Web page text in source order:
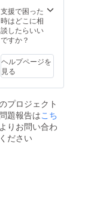
支援で困った
時はどこに相
談したらいい
ですか？
ヘルプページを
見る
プロジェクト
題報告はこち
よりお問い合わ
ださい